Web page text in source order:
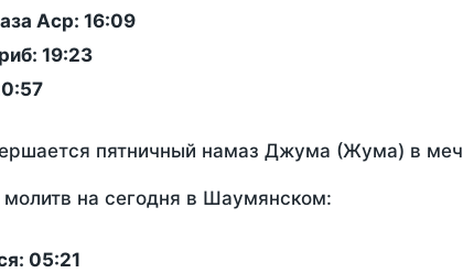
Аср: 16:09
19:23
пятничный намаз Джума (Жума) в
на сегодня в Шаумянском:
05:21